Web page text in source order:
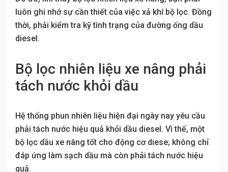
luôn ghi nhớ sự cần thiết của việc xả khí bộ lọc. Đồng
thời, phải kiểm tra kỹ tình trạng của đường ống dầu
diesel.
Bộ lọc nhiên liệu xe nâng phải
tách nước khỏi dầu
Hệ thống phun nhiên liệu hiện đại ngày nay yêu cầu
phải tách nước hiệu quả khỏi dầu diesel. Vì thế, một
bộ lọc dầu xe nâng tốt cho động cơ diese; không chỉ
đáp ứng làm sạch dầu mà còn phải tách nước hiệu
quả.